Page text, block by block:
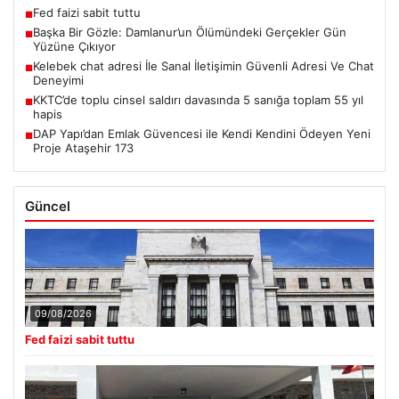
■Fed faizi sabit tuttu
■Başka Bir Gözle: Damlanur’un Ölümündeki Gerçekler Gün
Yüzüne Çıkıyor
■Kelebek chat adresi İle Sanal İletişimin Güvenli Adresi Ve Chat
Deneyimi
■KKTC’de toplu cinsel saldırı davasında 5 sanığa toplam 55 yıl
hapis
■DAP Yapı’dan Emlak Güvencesi ile Kendi Kendini Ödeyen Yeni
Proje Ataşehir 173
Güncel
09/08/2026
Fed faizi sabit tuttu